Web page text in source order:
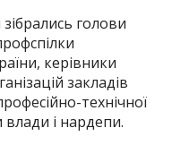
голови
керівники
закладів
технічної
і нардепи.